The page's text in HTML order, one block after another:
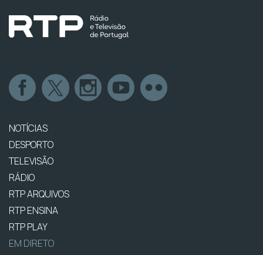
NOTÍCIAS
DESPORTO
TELEVISÃO
RÁDIO
RTP ARQUIVOS
RTP ENSINA
RTP PLAY
EM DIRETO